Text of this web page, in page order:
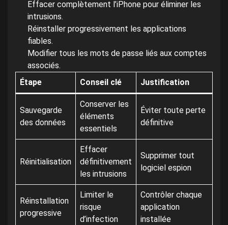
Effacer complètement l’iPhone pour éliminer les
intrusions.
Réinstaller progressivement les applications
fiables.
Modifier tous les mots de passe liés aux comptes
associés.
Étape
Conseil clé Justification
Sauvegarde
des données
Conserver les
éléments
essentiels
Éviter toute perte
définitive
Réinitialisation
Effacer
définitivement
les intrusions
Supprimer tout
logiciel espion
Réinstallation
progressive
Limiter le
risque
d’infection
Contrôler chaque
application
installée